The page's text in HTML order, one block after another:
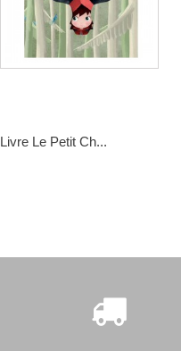
Livre Le Petit Ch...